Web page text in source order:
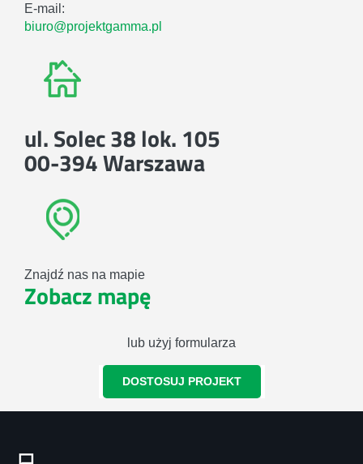
E-mail:
biuro@projektgamma.pl
ul. Solec 38 lok. 105
00-394 Warszawa
Znajdź nas na mapie
Zobacz mapę
lub użyj formularza
DOSTOSUJ PROJEKT